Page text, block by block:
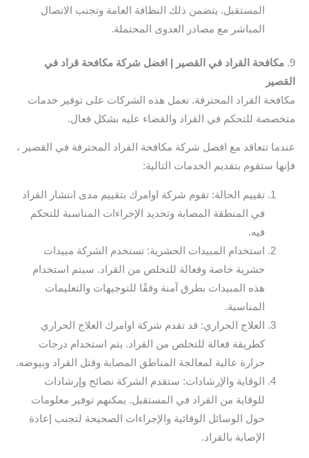
المستقبل. يتضمن ذلك النظافة العامة وتجنب الاتصال
المباشر مع مصادر العدوى المحتملة.
9. مكافحة القراد في القصير | افضل شركة مكافحة قراد في
القصير
مكافحة القراد المحترفة. تعمل هذه الشركات على توفير خدمات
متخصصة للتحكم في القراد والقضاء عليه بشكل فعال.
عندما تتعاقد مع افضل شركة مكافحة القراد المحترفة في القصير ،
فإنها ستقوم بتقديم الخدمات التالية:
تقييم الحالة: تقوم شركة اوامرك بتقييم مدى انتشار القراد
في المنطقة المصابة وتحديد الإجراءات المناسبة للتحكم
فيه.
استخدام المبيدات الحشرية: تستخدم الشركة مبيدات
حشرية خاصة وفعالة للتخلص من القراد. سيتم استخدام
هذه المبيدات بطرق آمنة وفقًا للتوجيهات والتعليمات
المناسبة.
العلاج الحراري: قد تقدم شركة اوامرك العلاج الحراري
كطريقة فعالة للتخلص من القراد. يتم استخدام درجات
حرارة عالية لمعالجة المناطق المصابة وقتل القراد وبيوضه.
الوقاية والإرشادات: ستقدم الشركة نصائح وإرشادات
للوقاية من القراد في المستقبل. يمكنهم توفير معلومات
حول الوسائل الوقائية والإجراءات الصحيحة لتجنب إعادة
الإصابة بالقراد.